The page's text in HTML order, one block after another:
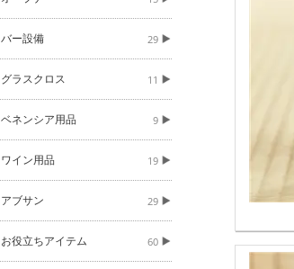
バー設備 29
グラスクロス 11
ベネンシア用品 9
ワイン用品 19
アブサン 29
お役立ちアイテム 60